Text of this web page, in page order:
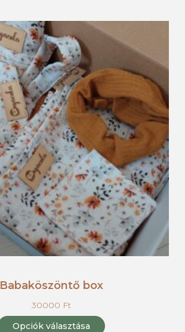
Babaköszöntő box
30000 Ft
Opciók választása